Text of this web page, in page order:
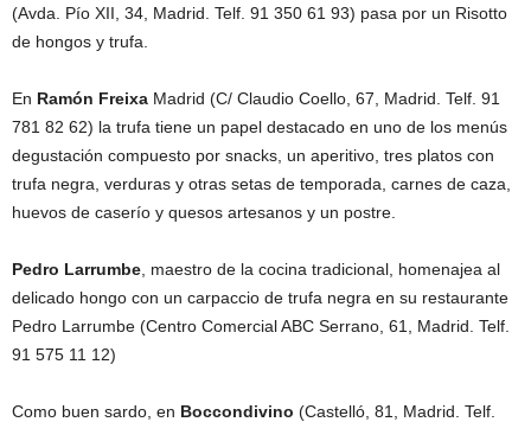
(Avda. Pío XII, 34, Madrid. Telf. 91 350 61 93) pasa por un Risotto
de hongos y trufa.
En Ramón Freixa Madrid (C/ Claudio Coello, 67, Madrid. Telf. 91
781 82 62) la trufa tiene un papel destacado en uno de los menús
degustación compuesto por snacks, un aperitivo, tres platos con
trufa negra, verduras y otras setas de temporada, carnes de caza,
huevos de caserío y quesos artesanos y un postre.
Pedro Larrumbe , maestro de la cocina tradicional, homenajea al
delicado hongo con un carpaccio de trufa negra en su restaurante
Pedro Larrumbe (Centro Comercial ABC Serrano, 61, Madrid. Telf.
91 575 11 12)
Como buen sardo, en Boccondivino (Castelló, 81, Madrid. Telf.